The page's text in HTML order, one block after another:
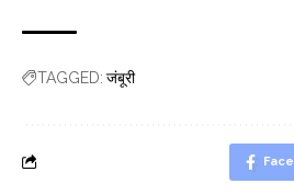
TAGGED: जंबूरी